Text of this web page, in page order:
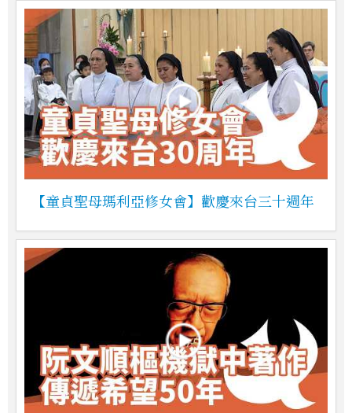
【童貞聖母瑪利亞修女會】歡慶來台三十週年